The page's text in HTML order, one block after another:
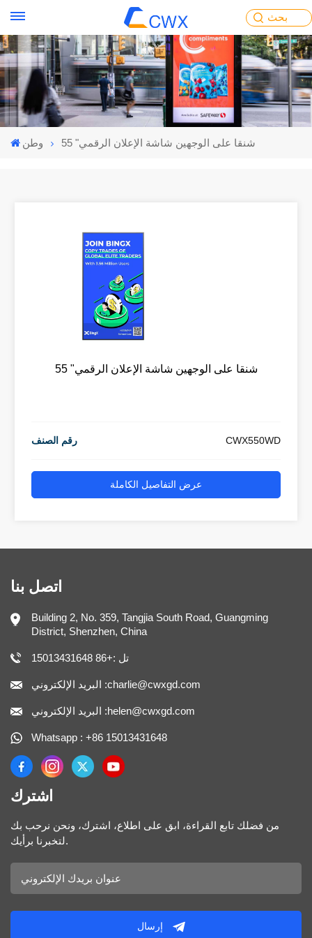
بحث
وطن 55 "شنقا على الوجهين شاشة الإعلان الرقمي
55 "شنقا على الوجهين شاشة الإعلان الرقمي
رقم الصنف CWX550WD
عرض التفاصيل الكاملة
اتصل بنا
Building 2, No. 359, Tangjia South Road, Guangming
District, Shenzhen, China
تل :+86 15013431648
البريد الإلكتروني :charlie@cwxgd.com
البريد الإلكتروني :helen@cwxgd.com
Whatsapp : +86 15013431648
اشترك
من فضلك تابع القراءة، ابق على اطلاع، اشترك، ونحن نرحب بك
لتخبرنا برأيك.
إرسال